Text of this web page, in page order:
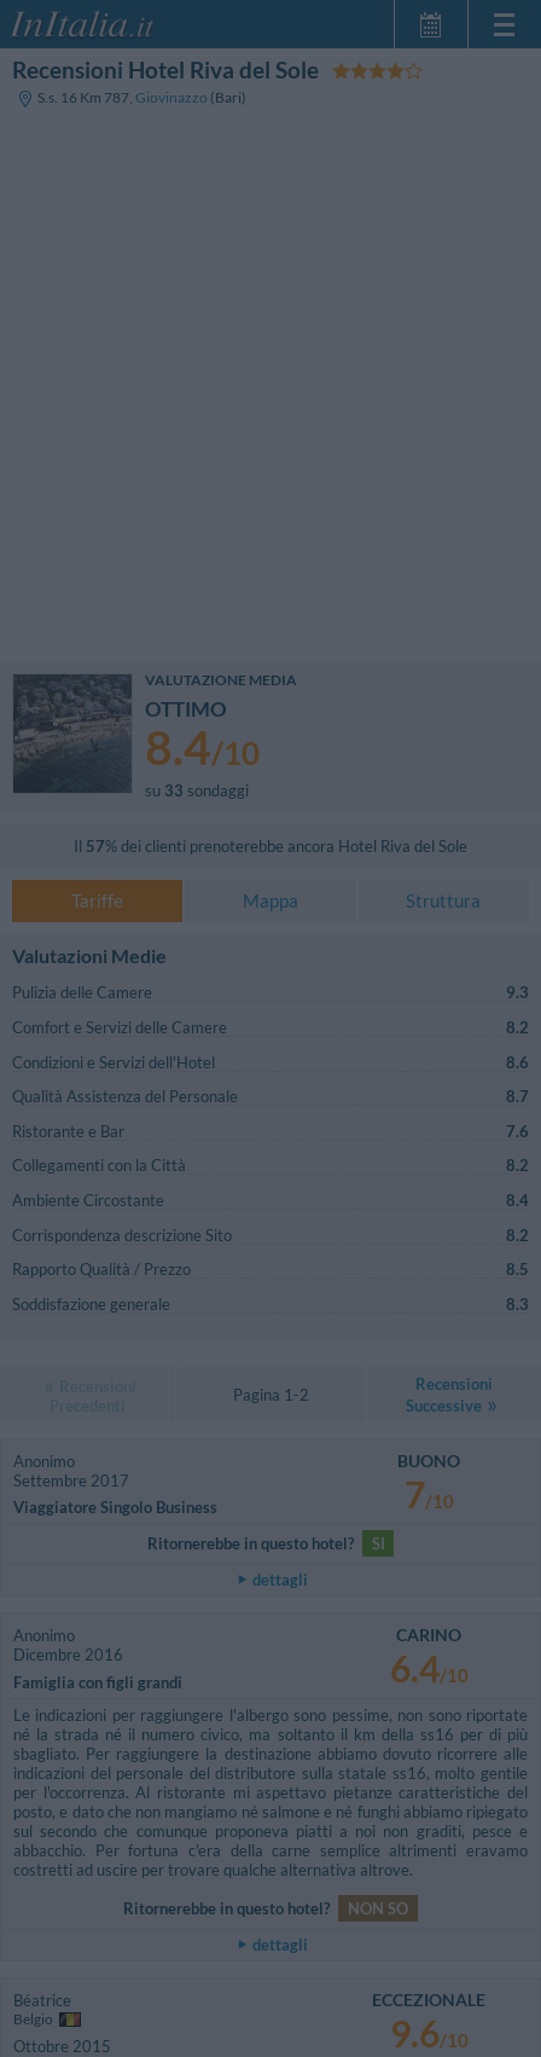
Home Page
Recensioni Hotel Riva del Sole
S.s. 16 Km 787, Giovinazzo (Bari)
VALUTAZIONE MEDIA
OTTIMO
8.4/10
su 33 sondaggi
Il 57% dei clienti prenoterebbe ancora Hotel Riva del Sole
Tariffe Mappa Struttura
Valutazioni Medie
Pulizia delle Camere
9.3
Comfort e Servizi delle Camere
8.2
Condizioni e Servizi dell'Hotel
8.6
Qualità Assistenza del Personale
8.7
Ristorante e Bar
7.6
Collegamenti con la Città
8.2
Ambiente Circostante
8.4
Corrispondenza descrizione Sito
8.2
Rapporto Qualità / Prezzo
8.5
Soddisfazione generale
8.3
Pagina 1-2
Recensioni
Successive
Anonimo
Settembre 2017
Viaggiatore Singolo Business
BUONO
7/10
Ritornerebbe in questo hotel?
SI
dettagli
Anonimo
Dicembre 2016
Famiglia con figli grandi
CARINO
6.4/10
Le indicazioni per raggiungere l'albergo sono pessime, non sono riportate
né la strada né il numero civico, ma soltanto il km della ss16 per di più
sbagliato. Per raggiungere la destinazione abbiamo dovuto ricorrere alle
indicazioni del personale del distributore sulla statale ss16, molto gentile
per l'occorrenza. Al ristorante mi aspettavo pietanze caratteristiche del
posto, e dato che non mangiamo né salmone e né funghi abbiamo ripiegato
sul secondo che comunque proponeva piatti a noi non graditi, pesce e
abbacchio. Per fortuna c'era della carne semplice altrimenti eravamo
costretti ad uscire per trovare qualche alternativa altrove.
Ritornerebbe in questo hotel?
NON SO
dettagli
Béatrice
Belgio
Ottobre 2015
ECCEZIONALE
9.6/10